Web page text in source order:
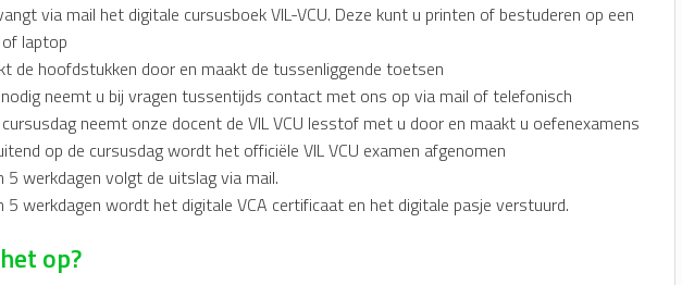
via mail het digitale cursusboek VIL-VCU. Deze kunt u printen of bestuderen op een
laptop
de hoofdstukken door en maakt de tussenliggende toetsen
nodig neemt u bij vragen tussentijds contact met ons op via mail of telefonisch
neemt onze docent de VIL VCU lesstof met u door en maakt u oefenexamens
op de cursusdag wordt het officiële VIL VCU examen afgenomen
5 werkdagen volgt de uitslag via mail.
5 werkdagen wordt het digitale VCA certificaat en het digitale pasje verstuurd.
op?